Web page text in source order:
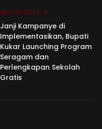
NEXT ARTICLE
Janji Kampanye di
Implementasikan, Bupati
Kukar Launching Program
Seragam dan
Perlengkapan Sekolah
Gratis